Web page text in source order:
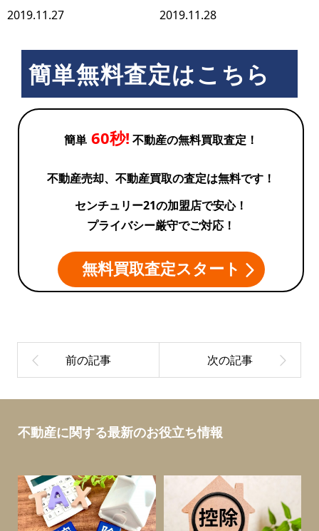
2019.11.27 2019.11.28
簡単無料査定はこちら
簡単 60秒! 不動産の無料買取査定！
不動産売却、不動産買取の査定は無料です！
センチュリー21の加盟店で安心！
プライバシー厳守でご対応！
無料買取査定スタート
不動産に関する最新のお役立ち情報